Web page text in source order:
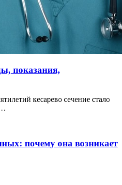
показания,
кесарево сечение стало
почему она возникает